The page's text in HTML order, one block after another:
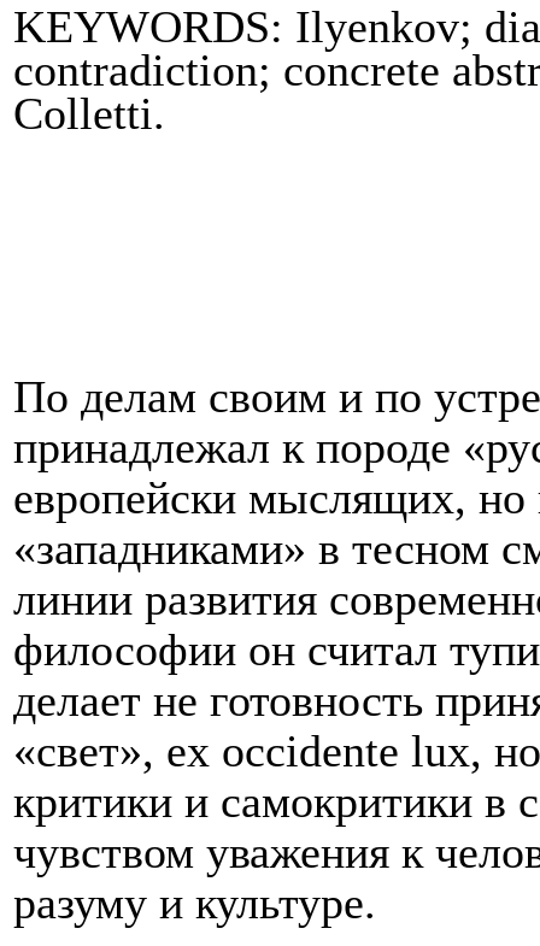
KEYWORDS: Ilyenkov;
contradiction; concrete
Colletti.
По делам своим и по
принадлежал к породе
европейски мыслящих,
«западниками» в тесном
линии развития
философии он считал
делает не готовность
«свет», ex occidente lux,
критики и самокритики в
чувством уважения к
разуму и культуре.